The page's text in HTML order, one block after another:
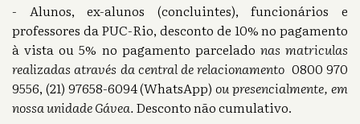
- Alunos, ex-alunos (concluintes), funcionários e
professores da PUC-Rio, desconto de 10% no pagamento
à vista ou 5% no pagamento parcelado nas matriculas
realizadas através da central de relacionamento 0800 970
9556, (21) 97658-6094 (WhatsApp)ou presencialmente, em
nossa unidade Gávea.Desconto não cumulativo.